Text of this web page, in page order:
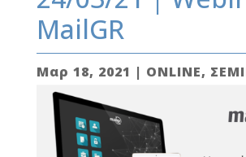
MailGR
Μαρ 18, 2021 | ONLINE,